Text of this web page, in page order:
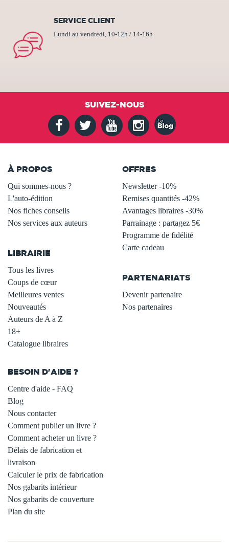
SERVICE CLIENT
Lundi au vendredi, 10-12h / 14-16h
SUIVEZ-NOUS
À PROPOS
Qui sommes-nous ?
L'auto-édition
Nos fiches conseils
Nos services aux auteurs
LIBRAIRIE
Tous les livres
Coups de cœur
Meilleures ventes
Nouveautés
Auteurs de A à Z
18+
Catalogue libraires
OFFRES
Newsletter -10%
Remises quantités -42%
Avantages libraires -30%
Parrainage : partagez 5€
Programme de fidélité
Carte cadeau
PARTENARIATS
Devenir partenaire
Nos partenaires
BESOIN D'AIDE ?
Centre d'aide - FAQ
Blog
Nous contacter
Comment publier un livre ?
Comment acheter un livre ?
Délais de fabrication et
livraison
Calculer le prix de fabrication
Nos gabarits intérieur
Nos gabarits de couverture
Plan du site